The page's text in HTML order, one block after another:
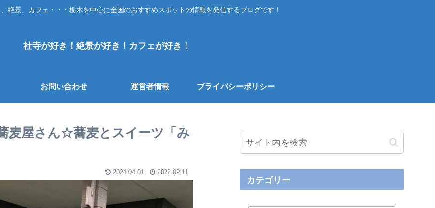
絶景、カフェ・・・栃木を中心に全国のおすすめスポットの情報を発信するブログです！
社寺が好き！絶景が好き！カフェが好き！
お問い合わせ 運営者情報 プライバシーポリシー
麦屋さん☆蕎麦とスイーツ「み
2024.04.01 2022.09.11
カテゴリー